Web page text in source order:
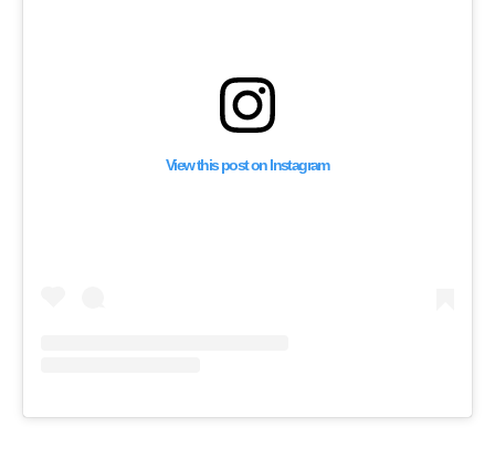
View this post on Instagram